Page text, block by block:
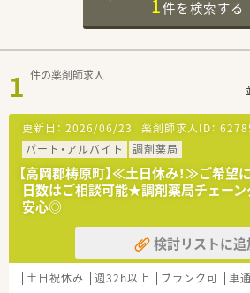
1件を検索する
1 件の薬剤師求人
更新日： 2026/06/23 薬剤師求人ID：
パート・アルバイト
調剤薬局
【高岡郡梼原町】≪土日休み！≫ご希望
日数はご相談可能★調剤薬局チェー
安心◎
検討リストに追
土日祝休み 週32h以上 ブランク可 車